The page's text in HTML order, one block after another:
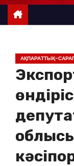
АҚПАРАТТЫҚ-